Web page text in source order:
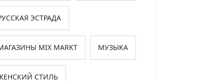
ЭСТРАДА
MIX MARKT МУЗЫКА
СТИЛЬ